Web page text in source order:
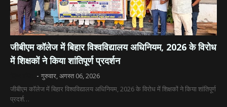
जीबीएम कॉलेज में बिहार विश्वविद्यालय अधिनियम, 2026 के विरोध
में शिक्षकों ने किया शांतिपूर्ण प्रदर्शन
गुरुवार, अगस्त 06, 2026
जीबीएम कॉलेज में बिहार विश्वविद्यालय अधिनियम, 2026 के विरोध में शिक्षकों ने किया शांतिपूर्ण
प्रदर्श…